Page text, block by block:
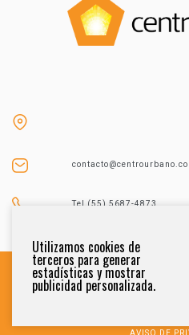
Tel (55) 5687-4873
AVISO DE
Utilizamos cookies de
terceros para generar
estadísticas y mostrar
publicidad personalizada.